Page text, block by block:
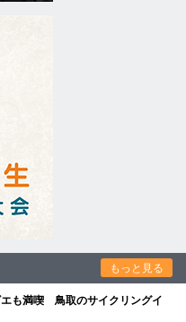
もっと見る
も満喫 鳥取のサイクリングイ